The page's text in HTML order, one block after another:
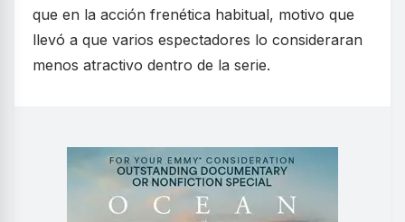
que en la acción frenética habitual, motivo que
llevó a que varios espectadores lo consideraran
menos atractivo dentro de la serie.